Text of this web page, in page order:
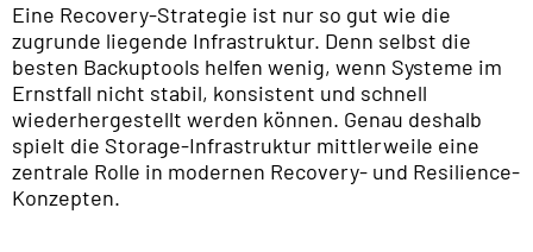
Eine Recovery-Strategie ist nur so gut wie die
zugrunde liegende Infrastruktur. Denn selbst die
besten Backuptools helfen wenig, wenn Systeme im
Ernstfall nicht stabil, konsistent und schnell
wiederhergestellt werden können. Genau deshalb
spielt die Storage-Infrastruktur mittlerweile eine
zentrale Rolle in modernen Recovery- und Resilience-
Konzepten.